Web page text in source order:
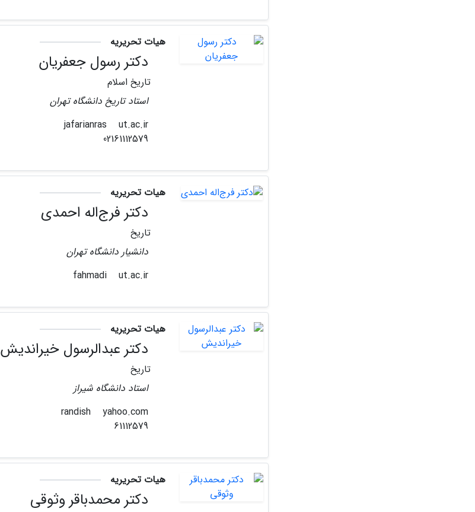
هیات تحریریه
دکتر رسول جعفریان
تاریخ اسلام
استاد تاریخ دانشگاه تهران
ut.ac.ir
هیات تحریریه
دکتر فرج‌اله احمدی
تاریخ
دانشیار دانشگاه تهران
ut.ac.ir
هیات تحریریه
دکتر عبدالرسول خیراندیش
تاریخ
استاد دانشگاه شیراز
yahoo.com
هیات تحریریه
دکتر محمدباقر وثوقی